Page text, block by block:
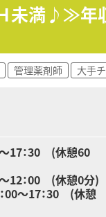
せん。
きる環境を整えて
、月極育児補助金
取得！
合わせた福利厚生
する際には借り
や採用など多方
Ｈ未満♪≫
管理薬剤師 大手
17：30 (休憩60
：00 (休憩0分)
00～17：30 (休憩